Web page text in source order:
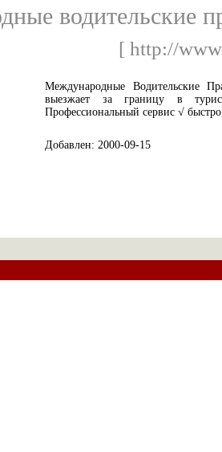
водительские
[ http://
Международные Водительские
выезжает за границу в
Профессиональный сервис √
Добавлен: 2000-09-15